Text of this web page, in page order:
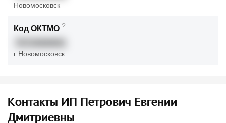
Новомосковск
Код ОКТМО ?
г Новомосковск
Контакты ИП Петрович Евгении
Дмитриевны